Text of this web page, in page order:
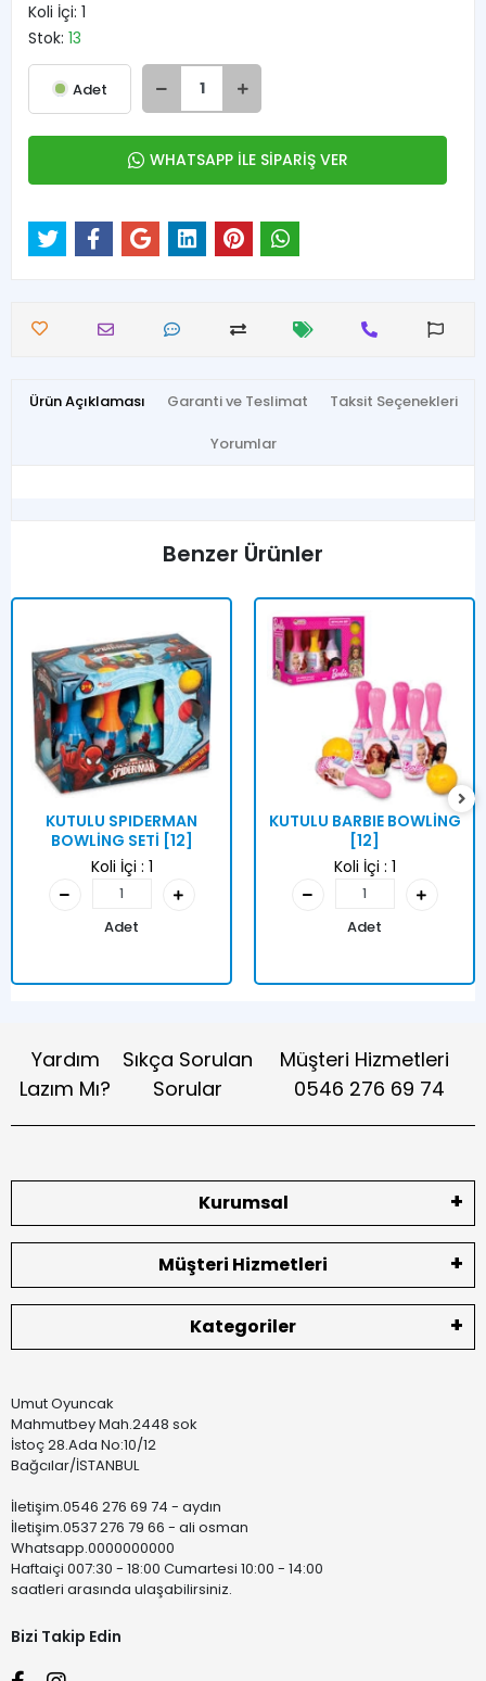
Koli İçi: 1
Stok: 13
Adet
WHATSAPP İLE SİPARİŞ VER
Ürün Açıklaması Garanti ve Teslimat Taksit Seçenekleri
Yorumlar
Benzer Ürünler
KUTULU SPIDERMAN
BOWLİNG SETİ [12]
Koli İçi : 1
Adet
KUTULU BARBIE BOWLİNG
[12]
Koli İçi : 1
Adet
Yardım
Lazım Mı?
Sıkça Sorulan
Sorular
Müşteri Hizmetleri
0546 276 69 74
Kurumsal
Müşteri Hizmetleri
Kategoriler
Umut Oyuncak
Mahmutbey Mah.2448 sok
İstoç 28.Ada No:10/12
Bağcılar/İSTANBUL
İletişim.0546 276 69 74 - aydın
İletişim.0537 276 79 66 - ali osman
Whatsapp.0000000000
Haftaiçi 007:30 - 18:00 Cumartesi 10:00 - 14:00
saatleri arasında ulaşabilirsiniz.
Bizi Takip Edin